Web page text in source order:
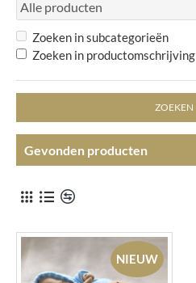
Zoeken in subcategorieën
Zoeken in productomschrijving
ZOEKEN
Gevonden producten
NIEUW